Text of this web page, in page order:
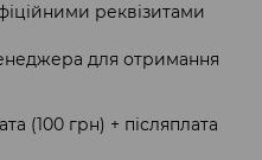
реквізитами
для отримання
(100 грн) + післяплата